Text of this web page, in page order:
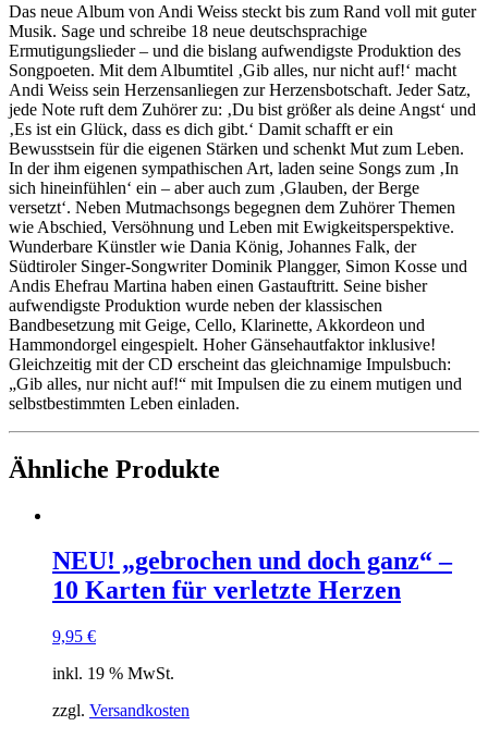
Das neue Album von Andi Weiss steckt bis zum Rand voll mit guter
Musik. Sage und schreibe 18 neue deutschsprachige
Ermutigungslieder – und die bislang aufwendigste Produktion des
Songpoeten. Mit dem Albumtitel ‚Gib alles, nur nicht auf!‘ macht
Andi Weiss sein Herzensanliegen zur Herzensbotschaft. Jeder Satz,
jede Note ruft dem Zuhörer zu: ‚Du bist größer als deine Angst‘ und
‚Es ist ein Glück, dass es dich gibt.‘ Damit schafft er ein
Bewusstsein für die eigenen Stärken und schenkt Mut zum Leben.
In der ihm eigenen sympathischen Art, laden seine Songs zum ‚In
sich hineinfühlen‘ ein – aber auch zum ‚Glauben, der Berge
versetzt‘. Neben Mutmachsongs begegnen dem Zuhörer Themen
wie Abschied, Versöhnung und Leben mit Ewigkeitsperspektive.
Wunderbare Künstler wie Dania König, Johannes Falk, der
Südtiroler Singer-Songwriter Dominik Plangger, Simon Kosse und
Andis Ehefrau Martina haben einen Gastauftritt. Seine bisher
aufwendigste Produktion wurde neben der klassischen
Bandbesetzung mit Geige, Cello, Klarinette, Akkordeon und
Hammondorgel eingespielt. Hoher Gänsehautfaktor inklusive!
Gleichzeitig mit der CD erscheint das gleichnamige Impulsbuch:
„Gib alles, nur nicht auf!“ mit Impulsen die zu einem mutigen und
selbstbestimmten Leben einladen.
Ähnliche Produkte
NEU! „gebrochen und doch ganz“ –
10 Karten für verletzte Herzen
9,95 €
inkl. 19 % MwSt.
zzgl. Versandkosten